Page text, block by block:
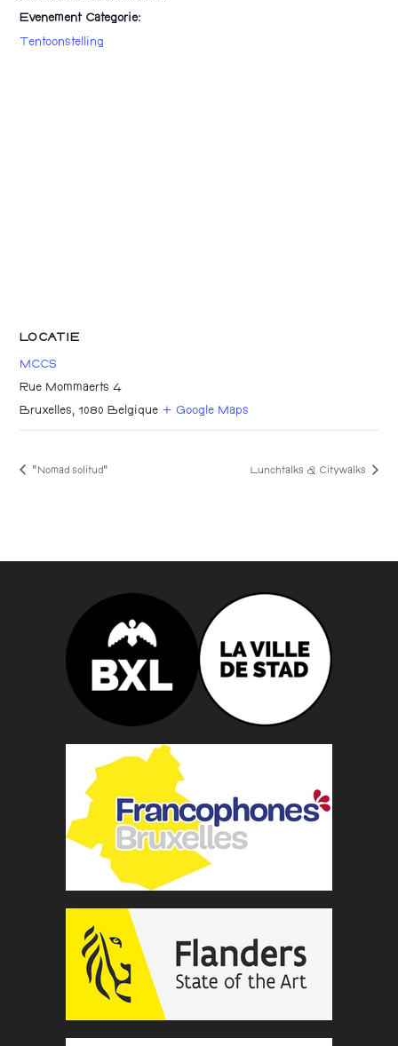
Evenement Categorie:
Tentoonstelling
LOCATIE
MCCS
Rue Mommaerts 4
Bruxelles , 1080 Belgique + Google Maps
“Nomad solitud” Lunchtalks & Citywalks